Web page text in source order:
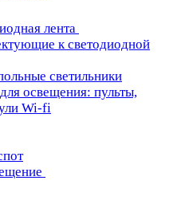
лента
к светодиодной
светильники
освещения: пульты,
Wi-fi